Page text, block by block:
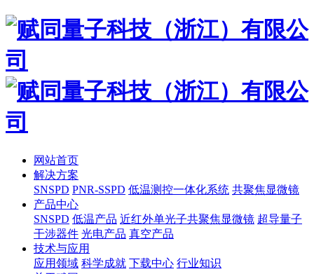
网站首页
解决方案
SNSPD PNR-SSPD 低温测控一体化系统 共聚焦显微镜
产品中心
SNSPD 低温产品 近红外单光子共聚焦显微镜 超导量子
干涉器件 光电产品 真空产品
技术与应用
应用领域 科学成就 下载中心 行业知识